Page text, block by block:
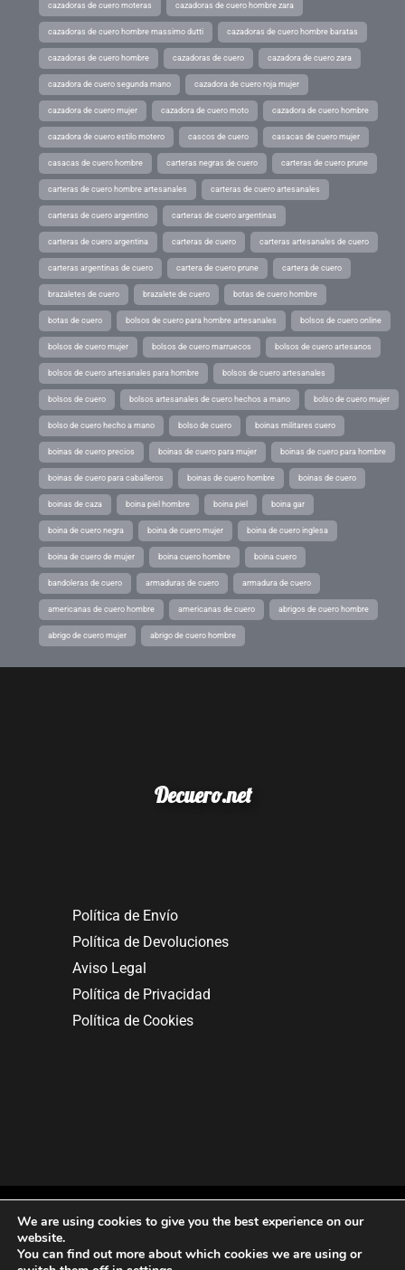
cazadoras de cuero moteras cazadoras de cuero hombre zara
cazadoras de cuero hombre massimo dutti cazadoras de cuero hombre baratas
cazadoras de cuero hombre cazadoras de cuero cazadora de cuero zara
cazadora de cuero segunda mano cazadora de cuero roja mujer
cazadora de cuero mujer cazadora de cuero moto cazadora de cuero hombre
cazadora de cuero estilo motero cascos de cuero casacas de cuero mujer
casacas de cuero hombre carteras negras de cuero carteras de cuero prune
carteras de cuero hombre artesanales carteras de cuero artesanales
carteras de cuero argentino carteras de cuero argentinas
carteras de cuero argentina carteras de cuero carteras artesanales de cuero
carteras argentinas de cuero cartera de cuero prune cartera de cuero
brazaletes de cuero brazalete de cuero botas de cuero hombre
botas de cuero bolsos de cuero para hombre artesanales bolsos de cuero online
bolsos de cuero mujer bolsos de cuero marruecos bolsos de cuero artesanos
bolsos de cuero artesanales para hombre bolsos de cuero artesanales
bolsos de cuero bolsos artesanales de cuero hechos a mano bolso de cuero mujer
bolso de cuero hecho a mano bolso de cuero boinas militares cuero
boinas de cuero precios boinas de cuero para mujer boinas de cuero para hombre
boinas de cuero para caballeros boinas de cuero hombre boinas de cuero
boinas de caza boina piel hombre boina piel boina gar
boina de cuero negra boina de cuero mujer boina de cuero inglesa
boina de cuero de mujer boina cuero hombre boina cuero
bandoleras de cuero armaduras de cuero armadura de cuero
americanas de cuero hombre americanas de cuero abrigos de cuero hombre
abrigo de cuero mujer abrigo de cuero hombre
Decuero.net
Política de Envío
Política de Devoluciones
Aviso Legal
Política de Privacidad
Política de Cookies
Copyright © 2025. All rights reserved.
We are using cookies to give you the best experience on our
website.
You can find out more about which cookies we are using or